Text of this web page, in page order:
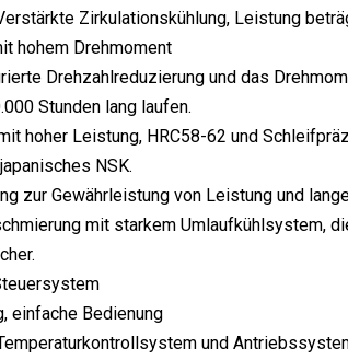
Zirkulationskühlung, Leistung
hohem Drehmoment
Drehzahlreduzierung und das
Stunden lang laufen.
hoher Leistung, HRC58-62 und
NSK.
zur Gewährleistung von Leistung und
mit starkem Umlaufkühlsystem,
einfache Bedienung
und